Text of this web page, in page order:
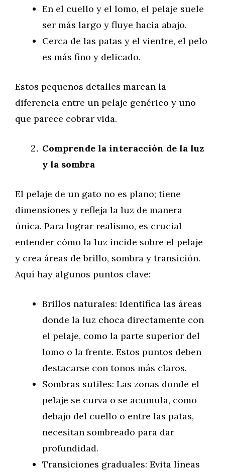
En el cuello y el lomo, el pelaje suele
ser más largo y fluye hacia abajo.
Cerca de las patas y el vientre, el pelo
es más fino y delicado.
Estos pequeños detalles marcan la
diferencia entre un pelaje genérico y uno
que parece cobrar vida.
Comprende la interacción de la luz
y la sombra
El pelaje de un gato no es plano; tiene
dimensiones y refleja la luz de manera
única. Para lograr realismo, es crucial
entender cómo la luz incide sobre el pelaje
y crea áreas de brillo, sombra y transición.
Aquí hay algunos puntos clave:
Brillos naturales: Identifica las áreas
donde la luz choca directamente con
el pelaje, como la parte superior del
lomo o la frente. Estos puntos deben
destacarse con tonos más claros.
Sombras sutiles: Las zonas donde el
pelaje se curva o se acumula, como
debajo del cuello o entre las patas,
necesitan sombreado para dar
profundidad.
Transiciones graduales: Evita líneas